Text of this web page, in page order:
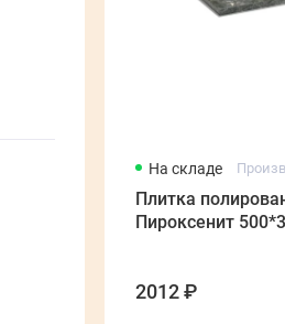
На складе
Плитка
Пироксенит
2012 ₽